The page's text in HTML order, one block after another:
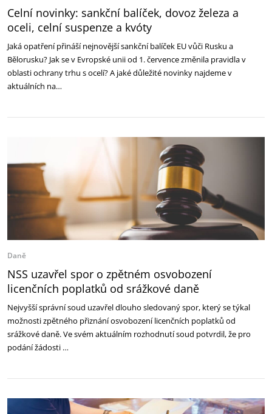
Celní novinky: sankční balíček, dovoz železa a
oceli, celní suspenze a kvóty
Jaká opatření přináší nejnovější sankční balíček EU vůči Rusku a
Bělorusku? Jak se v Evropské unii od 1. července změnila pravidla v
oblasti ochrany trhu s ocelí? A jaké důležité novinky najdeme v
aktuálních na…
Daně
NSS uzavřel spor o zpětném osvobození
licenčních poplatků od srážkové daně
Nejvyšší správní soud uzavřel dlouho sledovaný spor, který se týkal
možnosti zpětného přiznání osvobození licenčních poplatků od
srážkové daně. Ve svém aktuálním rozhodnutí soud potvrdil, že pro
podání žádosti …